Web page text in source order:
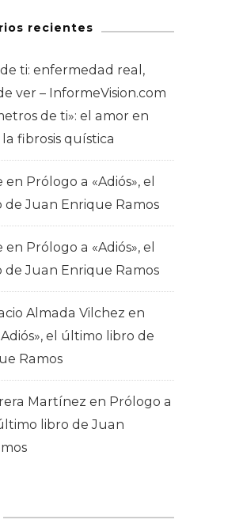
recientes
ti: enfermedad real,
ver – InformeVision.com
de ti»: el amor en
fibrosis quística
en Prólogo a «Adiós», el
Juan Enrique Ramos
en Prólogo a «Adiós», el
Juan Enrique Ramos
Almada Vilchez en
el último libro de
Ramos
Martínez en Prólogo a
libro de Juan